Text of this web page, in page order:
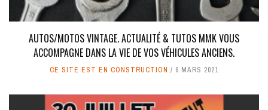
AUTOS/MOTOS VINTAGE. ACTUALITÉ & TUTOS MMK VOUS
ACCOMPAGNE DANS LA VIE DE VOS VÉHICULES ANCIENS.
CE SITE EST EN CONSTRUCTION 6 MARS 2021